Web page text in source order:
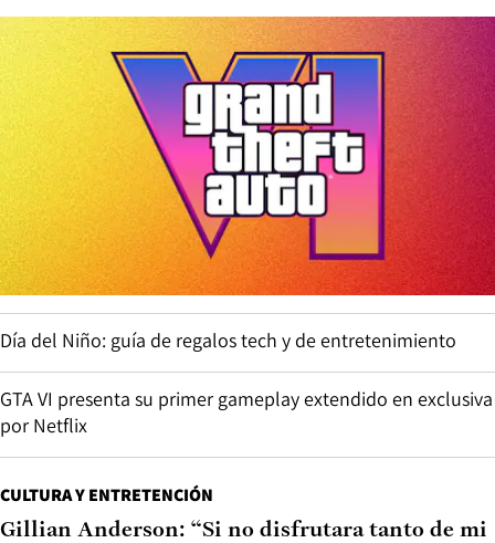
Día del Niño: guía de regalos tech y de entretenimiento
GTA VI presenta su primer gameplay extendido en exclusiva
por Netflix
CULTURA Y ENTRETENCIÓN
Gillian Anderson: “Si no disfrutara tanto de mi